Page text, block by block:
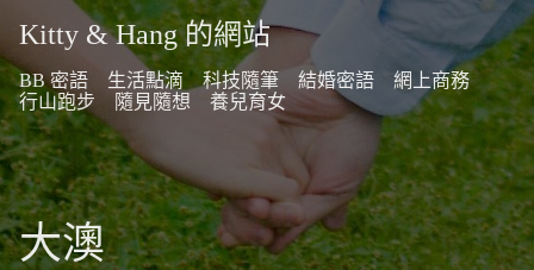
Kitty & Hang 的網站
BB 密語 生活點滴 科技隨筆 結婚密語
網上商務
行山跑步
隨見隨想 養兒育女
大澳